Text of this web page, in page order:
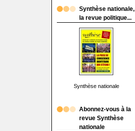
Synthèse nationale,
la revue politique...
Synthèse nationale
Abonnez-vous à la
revue Synthèse
nationale